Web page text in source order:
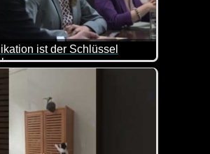
ist der Schlüssel
ich wohl auch ganz schnell das Weite